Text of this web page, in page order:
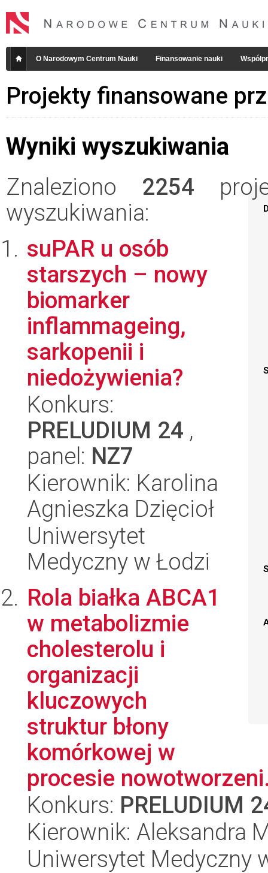
O Narodowym Centrum Nauki Finansowanie nauki
Projekty finansowane
Wyniki wyszukiwania
Znaleziono 2254
wyszukiwania:
suPAR u osób
starszych – nowy
biomarker
inflammageing,
sarkopenii i
niedożywienia?
Konkurs:
PRELUDIUM 24 ,
panel: NZ7
Kierownik: Karolina
Agnieszka Dzięcioł
Uniwersytet
Medyczny w Łodzi
Rola białka ABCA1
w metabolizmie
cholesterolu i
organizacji
kluczowych
struktur błony
komórkowej w
procesie
Konkurs: PRELUDIUM
Kierownik: Aleksandra
Uniwersytet Medyczny